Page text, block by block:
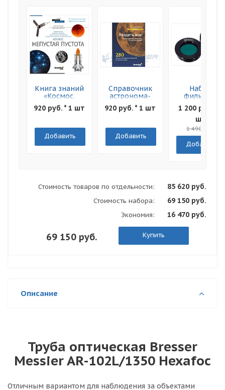
Книга знаний
«Космос.
Непустая
пустота»
обложка
920 руб. * 1 шт
Добавить
Справочник
астронома-
любителя
"Увидеть все!"
920 руб. * 1 шт
Добавить
Набор
фильтров
Levenhuk F2
Луна и Марс
1 200 руб. * 1
шт
1 490 руб.
Добавить
Стоимость товаров по отдельности: 85 620 руб.
Стоимость набора: 69 150 руб.
Экономия: 16 470 руб.
69 150 руб. Купить
Описание
Труба оптическая Bresser
Messier AR-102L/1350 Hexafoc
Отличным вариантом для наблюдения за объектами